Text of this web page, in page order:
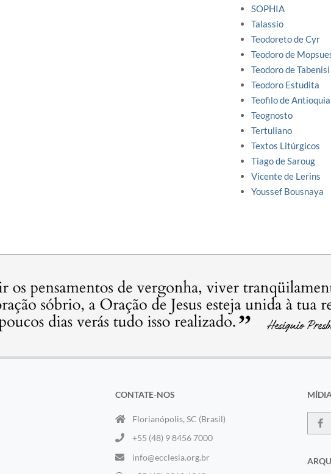
SOPHIA
Talassio
Teodoreto de Cyr
Teodoro de
Teodoro de Tabenisi
Teodoro Estudita
Teofilo de Antioquia
Teognosto
Tertuliano
Textos Litúrgicos
Tiago de Saroug
Vicente de Lerins
Youssef Bousnaya
CONTATE-NOS
Florianópolis, SC (Brasil)
+55 (48) 9 8456 7000
info@ecclesia.org.br